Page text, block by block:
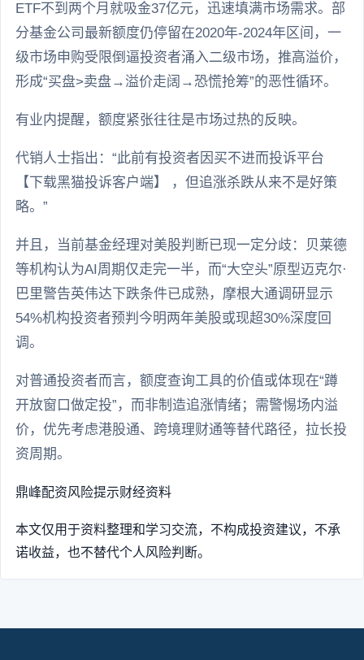
ETF不到两个月就吸金37亿元，迅速填满市场需求。部
分基金公司最新额度仍停留在2020年-2024年区间，一
级市场申购受限倒逼投资者涌入二级市场，推高溢价，
形成“买盘>卖盘→溢价走阔→恐慌抢筹”的恶性循环。
有业内提醒，额度紧张往往是市场过热的反映。
代销人士指出：“此前有投资者因买不进而投诉平台
【下载黑猫投诉客户端】 ，但追涨杀跌从来不是好策
略。”
并且，当前基金经理对美股判断已现一定分歧：贝莱德
等机构认为AI周期仅走完一半，而“大空头”原型迈克尔·
巴里警告英伟达下跌条件已成熟，摩根大通调研显示
54%机构投资者预判今明两年美股或现超30%深度回
调。
对普通投资者而言，额度查询工具的价值或体现在“蹲
开放窗口做定投”，而非制造追涨情绪；需警惕场内溢
价，优先考虑港股通、跨境理财通等替代路径，拉长投
资周期。
鼎峰配资风险提示财经资料
本文仅用于资料整理和学习交流，不构成投资建议，不承
诺收益，也不替代个人风险判断。